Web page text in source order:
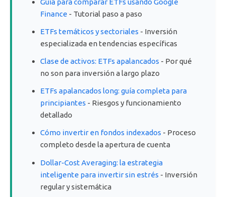
Finance - Tutorial paso a paso
ETFs temáticos y sectoriales - Inversión
especializada en tendencias específicas
Clase de activos: ETFs apalancados - Por qué
no son para inversión a largo plazo
ETFs apalancados long: guía completa para
principiantes - Riesgos y funcionamiento
detallado
Cómo invertir en fondos indexados - Proceso
completo desde la apertura de cuenta
Dollar-Cost Averaging: la estrategia
inteligente para invertir sin estrés - Inversión
regular y sistemática